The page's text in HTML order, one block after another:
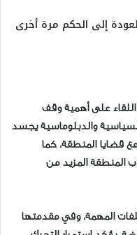
إلى الحكم مرة أخرى
على أهمية وقف
والدبلوماسية يجسد
قضايا المنطقة، كما
المزيد من
المهمة، وفي مقدمتها